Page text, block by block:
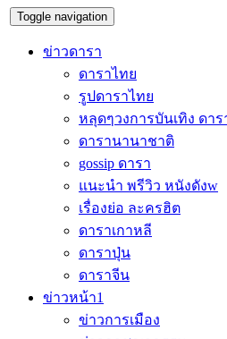
Toggle navigation
ข่าวดารา
ดาราไทย
รูปดาราไทย
หลุดๆวงการบันเทิง ดา
ดารานานาชาติ
gossip ดารา
แนะนำ พรีวิว หนังดังw
เรื่องย่อ ละครฮิต
ดาราเกาหลี
ดาราปุ่น
ดาราจีน
ข่าวหน้า1
ข่าวการเมือง